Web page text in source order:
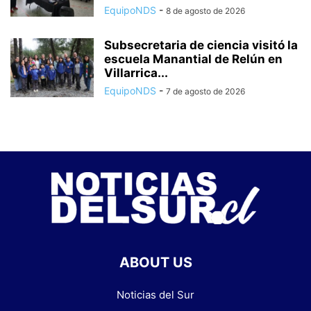
EquipoNDS - 8 de agosto de 2026
Subsecretaria de ciencia visitó la
escuela Manantial de Relún en
Villarrica...
EquipoNDS - 7 de agosto de 2026
ABOUT US
Noticias del Sur